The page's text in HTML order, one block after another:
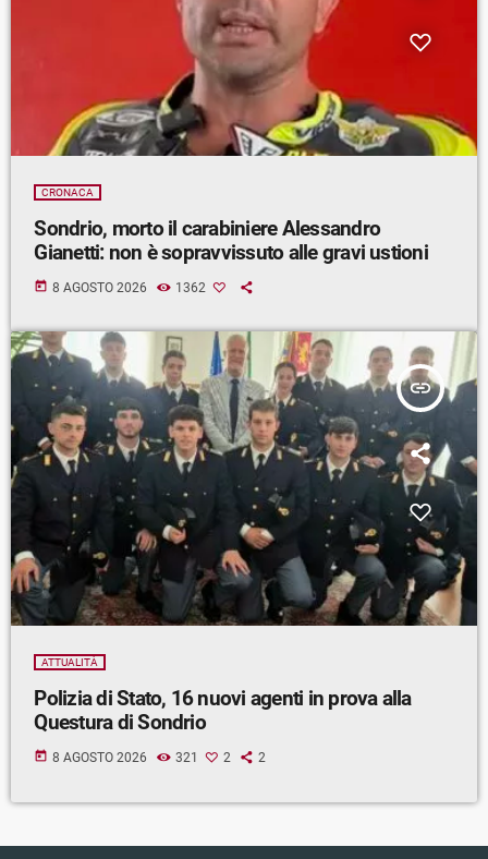
CRONACA
Sondrio, morto il carabiniere Alessandro
Gianetti: non è sopravvissuto alle gravi ustioni
today 8 AGOSTO 2026 1362
insert_link
ATTUALITÀ
Polizia di Stato, 16 nuovi agenti in prova alla
Questura di Sondrio
today 8 AGOSTO 2026 321 2 2